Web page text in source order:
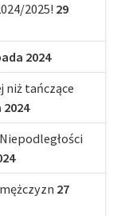
2025! 29
2024
niż tańczące
27